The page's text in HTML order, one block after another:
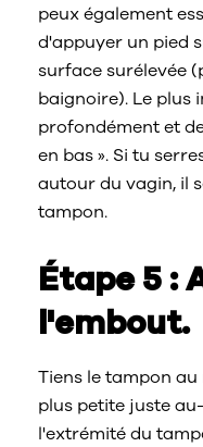
peux également
d'appuyer un pied
surface surélevée
baignoire). Le plus
profondément et
en bas ». Si tu
autour du vagin, il
tampon.
Étape 5 :
l'embout.
Tiens le tampon
plus petite juste
l'extrémité du